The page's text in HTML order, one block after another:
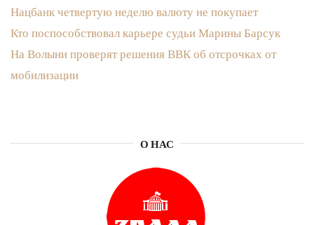
Нацбанк четвертую неделю валюту не покупает
Кто поспособствовал карьере судьи Марины Барсук
На Волыни проверят решения ВВК об отсрочках от
мобилизации
О НАС